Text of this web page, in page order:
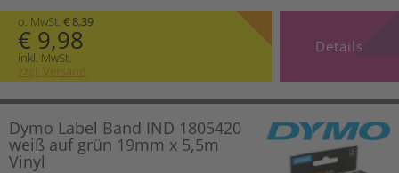
o. MwSt. € 8,39
€ 9,98
inkl. MwSt.
zzgl. Versand
Details
Dymo Label Band IND 1805420
weiß auf grün 19mm x 5,5m
Vinyl